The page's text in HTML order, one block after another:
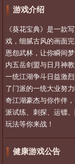
游戏介绍
《葵花宝典》是一款
戏，细腻古风的画面
恩怨武林，让你瞬间
内五岳剑盟与日月神
一统江湖争斗日益激
了门派的一统大业努
奇江湖豪杰与你作伴
派试练、刺探、运镖
玩法等你来战！
健康游戏公告